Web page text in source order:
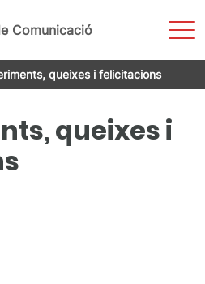
Comunicació
queixes i felicitacions
queixes i